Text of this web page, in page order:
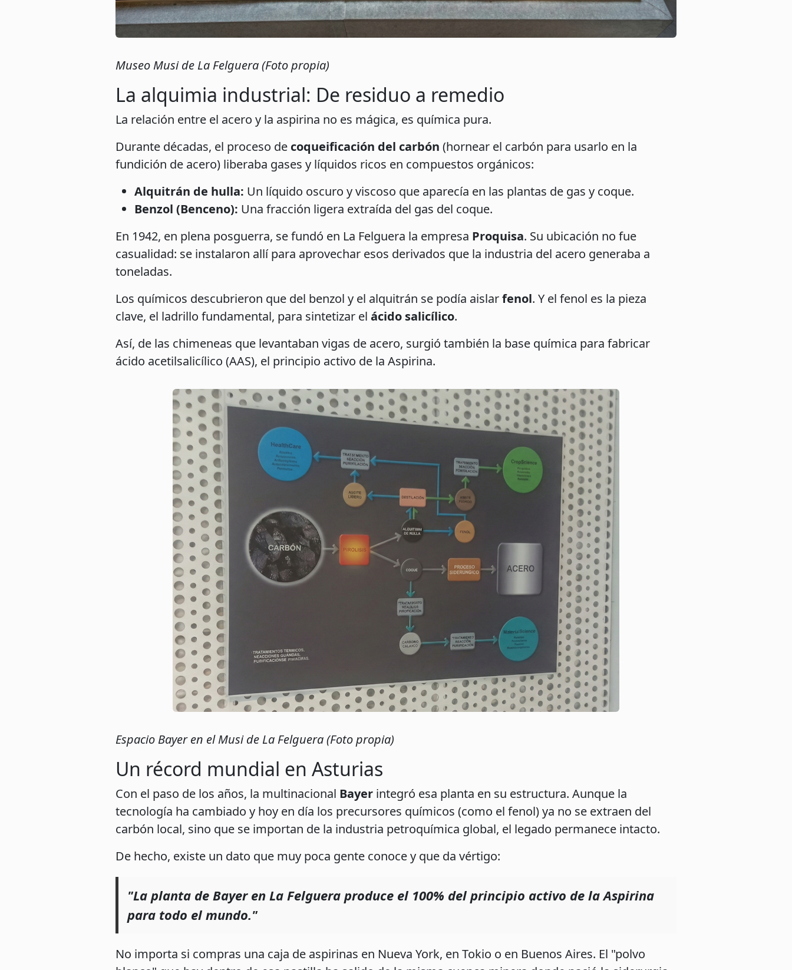
Museo Musi de La Felguera (Foto propia)
La alquimia industrial: De residuo a remedio
La relación entre el acero y la aspirina no es mágica, es química pura.
Durante décadas, el proceso de coqueificación del carbón (hornear el carbón para usarlo en la
fundición de acero) liberaba gases y líquidos ricos en compuestos orgánicos:
Alquitrán de hulla: Un líquido oscuro y viscoso que aparecía en las plantas de gas y coque.
Benzol (Benceno): Una fracción ligera extraída del gas del coque.
En 1942, en plena posguerra, se fundó en La Felguera la empresa Proquisa. Su ubicación no fue
casualidad: se instalaron allí para aprovechar esos derivados que la industria del acero generaba a
toneladas.
Los químicos descubrieron que del benzol y el alquitrán se podía aislarfenol. Y el fenol es la pieza
clave, el ladrillo fundamental, para sintetizar el ácido salicílico.
Así, de las chimeneas que levantaban vigas de acero, surgió también la base química para fabricar
ácido acetilsalicílico (AAS), el principio activo de la Aspirina.
Espacio Bayer en el Musi de La Felguera (Foto propia)
Un récord mundial en Asturias
Con el paso de los años, la multinacional Bayer integró esa planta en su estructura. Aunque la
tecnología ha cambiado y hoy en día los precursores químicos (como el fenol) ya no se extraen del
carbón local, sino que se importan de la industria petroquímica global, el legado permanece intacto.
De hecho, existe un dato que muy poca gente conoce y que da vértigo:
"La planta de Bayer en La Felguera produce el 100% del principio activo de la Aspirina
para todo el mundo."
No importa si compras una caja de aspirinas en Nueva York, en Tokio o en Buenos Aires. El "polvo